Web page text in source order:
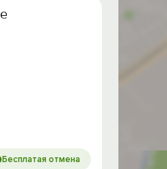
Бесплатая отмена